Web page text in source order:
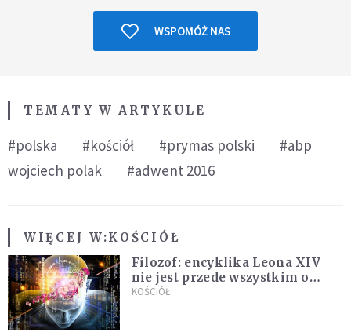
WSPOMÓŻ NAS
TEMATY W ARTYKULE
#polska #kościół #prymas polski
#abp
wojciech polak
#adwent 2016
WIĘCEJ W:KOŚCIÓŁ
Filozof: encyklika Leona XIV
nie jest przede wszystkim o
sztucznej inteligencji
KOŚCIÓŁ